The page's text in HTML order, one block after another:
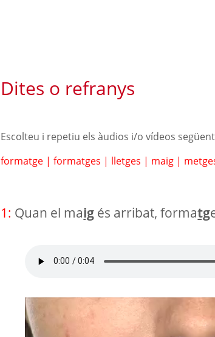
Dites o refranys
Escolteu i repetiu els àudios i/o vídeos
formatge |formatges | lletges | maig |
1: Quan el maig és arribat, formatg